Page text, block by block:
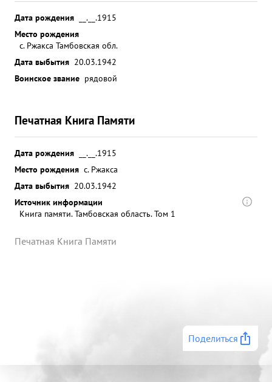
Дата рождения
__.__.1915
Место рождения
с. Ржакса Тамбовская обл.
Дата выбытия 20.03.1942
Воинское звание рядовой
Печатная Книга Памяти
Дата рождения
__.__.1915
Место рождения с. Ржакса
Дата выбытия 20.03.1942
Источник информации
Книга памяти. Тамбовская область. Том 1
Печатная Книга Памяти
Поделиться